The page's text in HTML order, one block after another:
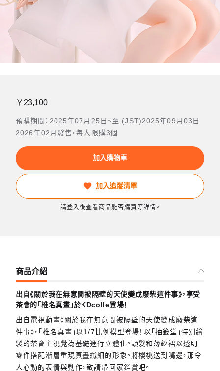
￥23,100
預購期間：2025年07月25日~至 (JST)2025年09月03日
2026年02月發售・每人限購3個
加入購物車
加入追蹤清單
請登入後查看商品能否購買等詳情。
商品介紹
出自《關於我在無意間被隔壁的天使變成廢柴這件事》，享受
茶會的「椎名真晝」於KDcolle登場！
出自電視動畫《關於我在無意間被隔壁的天使變成廢柴這
件事》，「椎名真晝」以1/7比例模型登場！以「抽籤堂」特別繪
製的茶會主視覺為基礎進行立體化。頭髮和薄紗裙以透明
零件搭配漸層重現真晝纖細的形象。將櫻桃送到嘴邊，那令
人心動的表情與動作，敬請帶回家鑑賞吧。